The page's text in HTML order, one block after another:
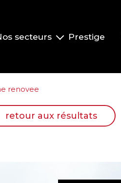
secteurs
Vineuse et le Clusinois
Prestige
renovee
retour aux résultats